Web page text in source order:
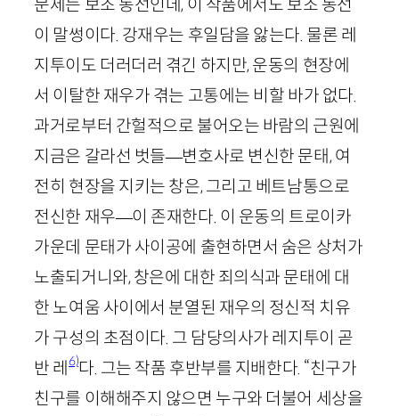
문제는 보조 동선인데, 이 작품에서도 보조 동선
이 말썽이다. 강재우는 후일담을 앓는다. 물론 레
지투이도 더러더러 겪긴 하지만, 운동의 현장에
서 이탈한 재우가 겪는 고통에는 비할 바가 없다.
과거로부터 간헐적으로 불어오는 바람의 근원에
지금은 갈라선 벗들—변호사로 변신한 문태, 여
전히 현장을 지키는 창은, 그리고 베트남통으로
전신한 재우—이 존재한다. 이 운동의 트로이카
가운데 문태가 사이공에 출현하면서 숨은 상처가
노출되거니와, 창은에 대한 죄의식과 문태에 대
한 노여움 사이에서 분열된 재우의 정신적 치유
가 구성의 초점이다. 그 담당의사가 레지투이 곧
반 레6)다. 그는 작품 후반부를 지배한다. “친구가
친구를 이해해주지 않으면 누구와 더불어 세상을